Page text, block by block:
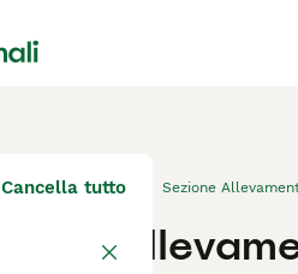
Cancella tutto Sezione